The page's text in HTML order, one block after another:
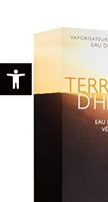
פתח סרגל נגישות